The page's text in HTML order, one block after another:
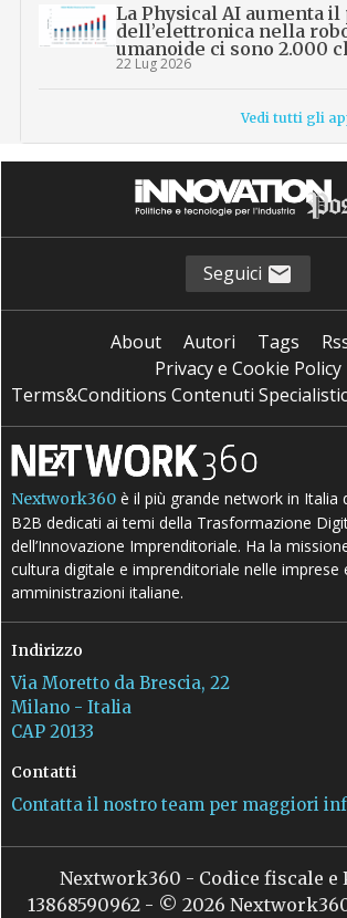
La Physical AI aumenta il
dell’elettronica nella
umanoide ci sono 2.000
22 Lug 2026
Vedi tutti gli
Seguici
About Autori Tags
Privacy e Cookie Policy
Terms&Conditions Contenuti
Nextwork360 è il più grande network in Italia
B2B dedicati ai temi della Trasformazione
dell’Innovazione Imprenditoriale. Ha la
cultura digitale e imprenditoriale nelle imprese
amministrazioni italiane.
Indirizzo
Via Moretto da Brescia, 22
Milano - Italia
CAP 20133
Contatti
Contatta il nostro team per maggiori
Nextwork360 - Codice fiscale e
13868590962 - © 2026